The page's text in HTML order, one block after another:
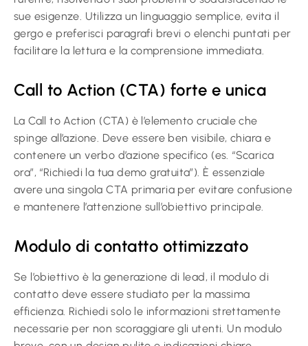
sue esigenze. Utilizza un linguaggio semplice, evita il
gergo e preferisci paragrafi brevi o elenchi puntati per
facilitare la lettura e la comprensione immediata.
Call to Action (CTA) forte e unica
La Call to Action (CTA) è l’elemento cruciale che
spinge all’azione. Deve essere ben visibile, chiara e
contenere un verbo d’azione specifico (es. “Scarica
ora”, “Richiedi la tua demo gratuita”). È essenziale
avere una singola CTA primaria per evitare confusione
e mantenere l’attenzione sull’obiettivo principale.
Modulo di contatto ottimizzato
Se l’obiettivo è la generazione di lead, il modulo di
contatto deve essere studiato per la massima
efficienza. Richiedi solo le informazioni strettamente
necessarie per non scoraggiare gli utenti. Un modulo